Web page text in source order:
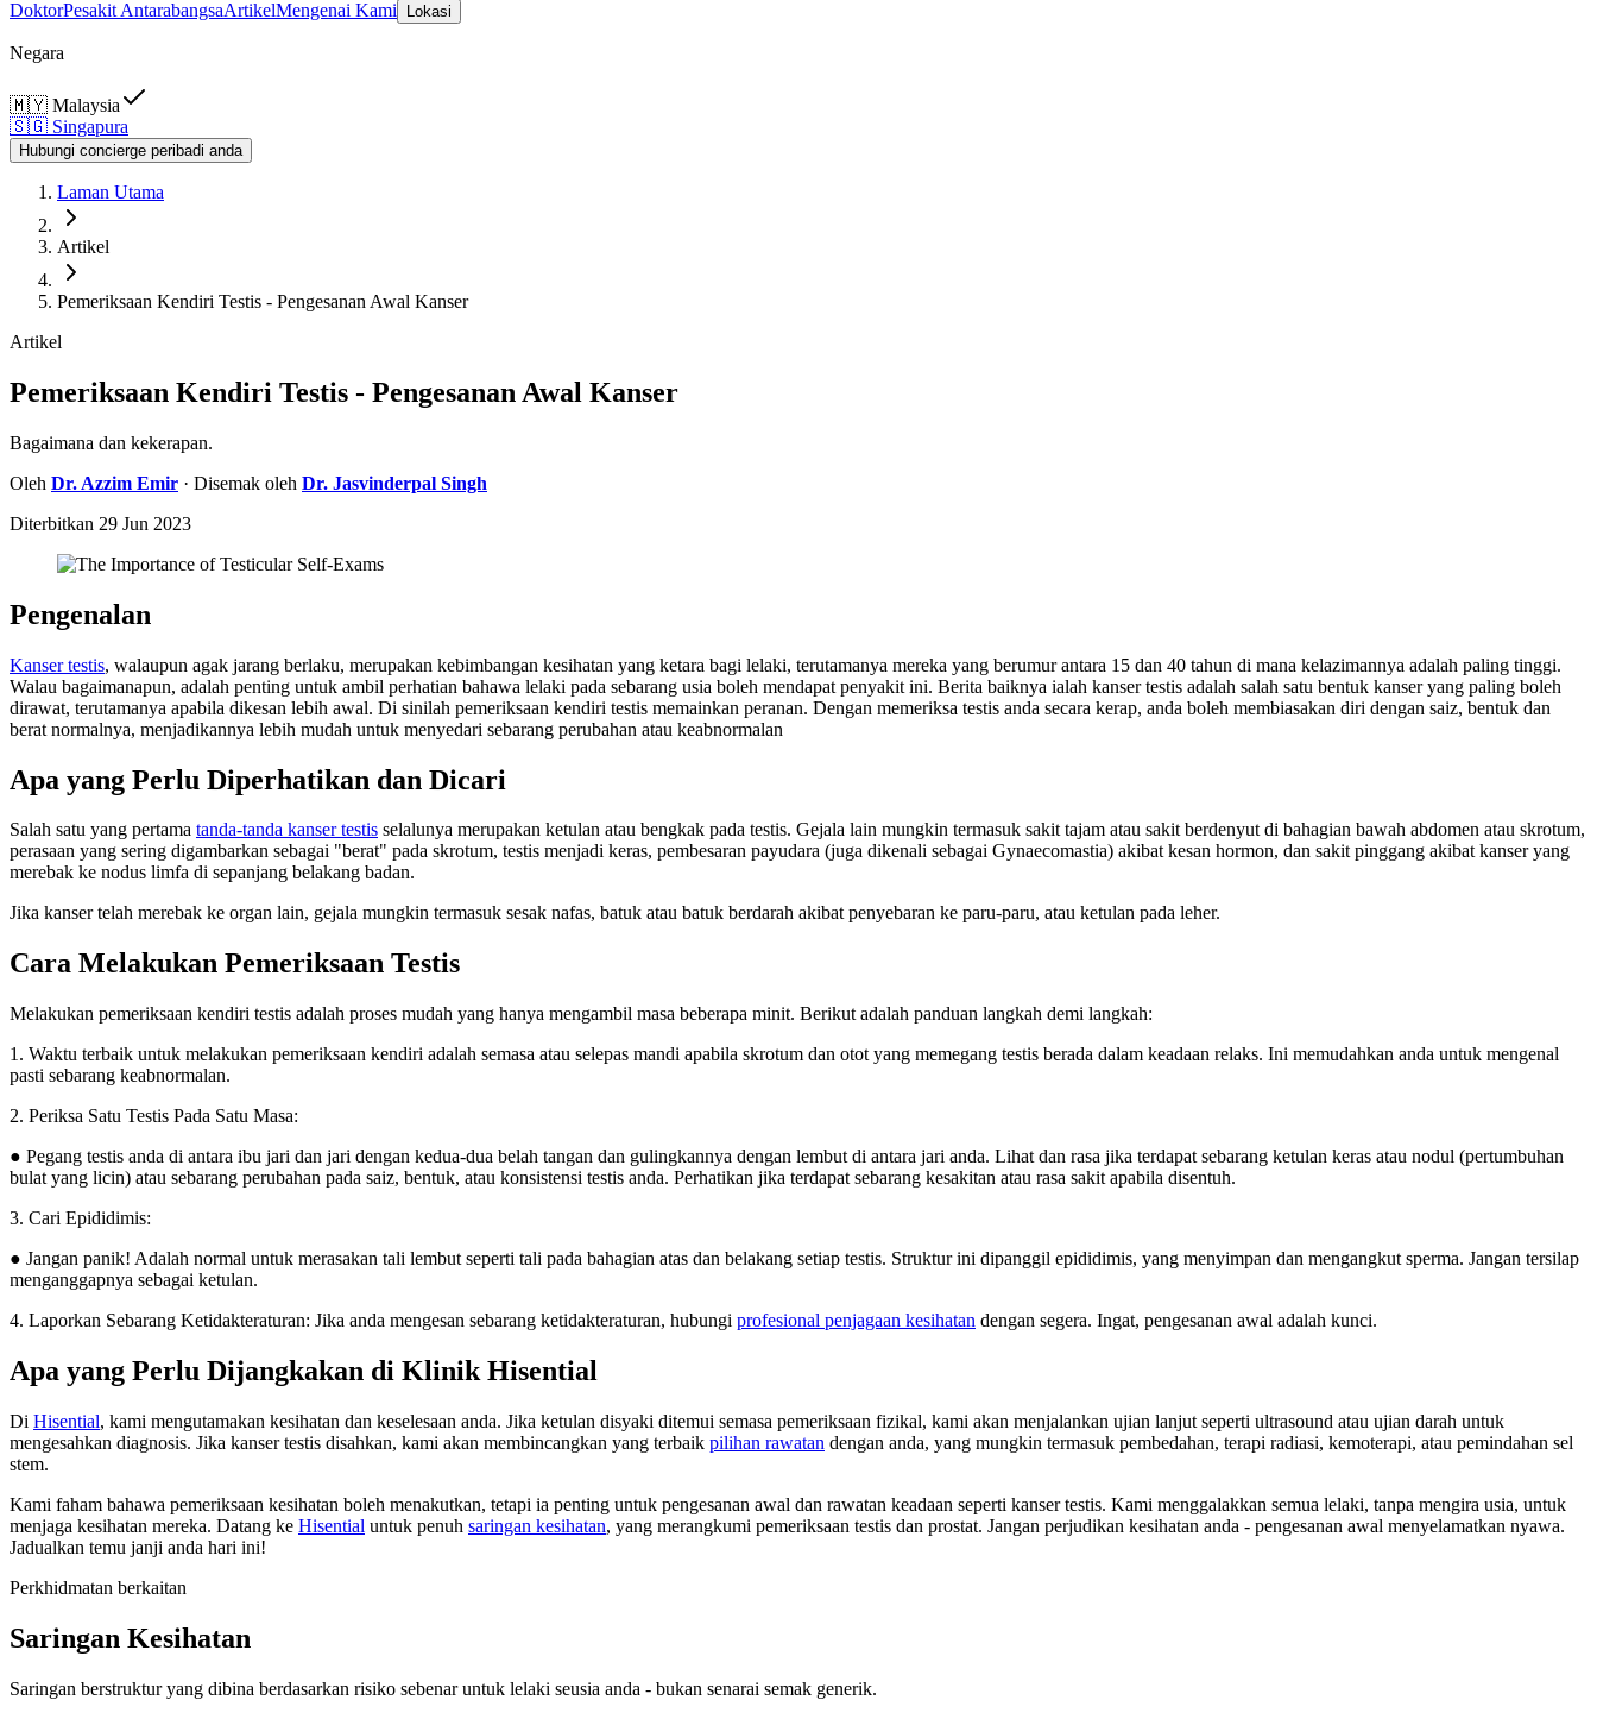
DoktorPesakit AntarabangsaArtikelMengenai Kami Lokasi
Negara
🇲🇾 Malaysia
🇸🇬 Singapura
Hubungi concierge peribadi anda
Laman Utama
Artikel
Pemeriksaan Kendiri Testis - Pengesanan Awal Kanser
Artikel
Pemeriksaan Kendiri Testis - Pengesanan Awal Kanser
Bagaimana dan kekerapan.
Oleh Dr. Azzim Emir · Disemak oleh Dr. Jasvinderpal Singh
Diterbitkan 29 Jun 2023
Pengenalan
Kanser testis, walaupun agak jarang berlaku, merupakan kebimbangan kesihatan yang ketara bagi lelaki, terutamanya mereka yang berumur antara 15 dan 40 tahun di mana kelazimannya adalah paling tinggi.
Walau bagaimanapun, adalah penting untuk ambil perhatian bahawa lelaki pada sebarang usia boleh mendapat penyakit ini. Berita baiknya ialah kanser testis adalah salah satu bentuk kanser yang paling boleh
dirawat, terutamanya apabila dikesan lebih awal. Di sinilah pemeriksaan kendiri testis memainkan peranan. Dengan memeriksa testis anda secara kerap, anda boleh membiasakan diri dengan saiz, bentuk dan
berat normalnya, menjadikannya lebih mudah untuk menyedari sebarang perubahan atau keabnormalan
Apa yang Perlu Diperhatikan dan Dicari
Salah satu yang pertama tanda-tanda kanser testis selalunya merupakan ketulan atau bengkak pada testis. Gejala lain mungkin termasuk sakit tajam atau sakit berdenyut di bahagian bawah abdomen atau skrotum,
perasaan yang sering digambarkan sebagai "berat" pada skrotum, testis menjadi keras, pembesaran payudara (juga dikenali sebagai Gynaecomastia) akibat kesan hormon, dan sakit pinggang akibat kanser yang
merebak ke nodus limfa di sepanjang belakang badan.
Jika kanser telah merebak ke organ lain, gejala mungkin termasuk sesak nafas, batuk atau batuk berdarah akibat penyebaran ke paru-paru, atau ketulan pada leher.
Cara Melakukan Pemeriksaan Testis
Melakukan pemeriksaan kendiri testis adalah proses mudah yang hanya mengambil masa beberapa minit. Berikut adalah panduan langkah demi langkah:
1. Waktu terbaik untuk melakukan pemeriksaan kendiri adalah semasa atau selepas mandi apabila skrotum dan otot yang memegang testis berada dalam keadaan relaks. Ini memudahkan anda untuk mengenal
pasti sebarang keabnormalan.
2. Periksa Satu Testis Pada Satu Masa:
● Pegang testis anda di antara ibu jari dan jari dengan kedua-dua belah tangan dan gulingkannya dengan lembut di antara jari anda. Lihat dan rasa jika terdapat sebarang ketulan keras atau nodul (pertumbuhan
bulat yang licin) atau sebarang perubahan pada saiz, bentuk, atau konsistensi testis anda. Perhatikan jika terdapat sebarang kesakitan atau rasa sakit apabila disentuh.
3. Cari Epididimis:
● Jangan panik! Adalah normal untuk merasakan tali lembut seperti tali pada bahagian atas dan belakang setiap testis. Struktur ini dipanggil epididimis, yang menyimpan dan mengangkut sperma. Jangan tersilap
menganggapnya sebagai ketulan.
4. Laporkan Sebarang Ketidakteraturan: Jika anda mengesan sebarang ketidakteraturan, hubungi profesional penjagaan kesihatan dengan segera. Ingat, pengesanan awal adalah kunci.
Apa yang Perlu Dijangkakan di Klinik Hisential
Di Hisential, kami mengutamakan kesihatan dan keselesaan anda. Jika ketulan disyaki ditemui semasa pemeriksaan fizikal, kami akan menjalankan ujian lanjut seperti ultrasound atau ujian darah untuk
mengesahkan diagnosis. Jika kanser testis disahkan, kami akan membincangkan yang terbaik pilihan rawatan dengan anda, yang mungkin termasuk pembedahan, terapi radiasi, kemoterapi, atau pemindahan sel
stem.
Kami faham bahawa pemeriksaan kesihatan boleh menakutkan, tetapi ia penting untuk pengesanan awal dan rawatan keadaan seperti kanser testis. Kami menggalakkan semua lelaki, tanpa mengira usia, untuk
menjaga kesihatan mereka. Datang ke Hisential untuk penuh saringan kesihatan, yang merangkumi pemeriksaan testis dan prostat. Jangan perjudikan kesihatan anda - pengesanan awal menyelamatkan nyawa.
Jadualkan temu janji anda hari ini!
Perkhidmatan berkaitan
Saringan Kesihatan
Saringan berstruktur yang dibina berdasarkan risiko sebenar untuk lelaki seusia anda - bukan senarai semak generik.